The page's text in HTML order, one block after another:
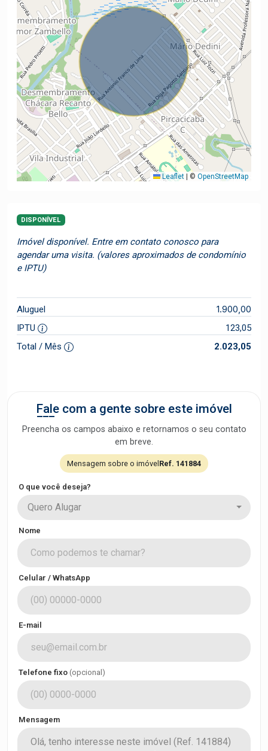
Leaflet | © OpenStreetMap
DISPONÍVEL
Imóvel disponível. Entre em contato conosco para
agendar uma visita. (valores aproximados de condomínio
e IPTU)
Aluguel 1.900,00
IPTU
123,05
Total / Mês
2.023,05
Fale com a gente sobre este imóvel
Preencha os campos abaixo e retornamos o seu contato
em breve.
Mensagem sobre o imóvelRef. 141884
O que você deseja?
Quero Alugar
Nome
Celular / WhatsApp
E-mail
Telefone fixo (opcional)
Mensagem